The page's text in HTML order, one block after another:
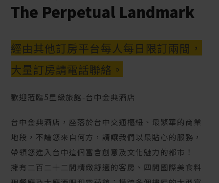
The Perpetual Landmark
經由其他訂房平台每人每日限訂兩間，
大量訂房請電話聯絡。
歡迎蒞臨5星級旅館-台中金典酒店
台中金典酒店，座落於台中交通樞紐、最繁華的商業
地段，不論您來自何方，請讓我們以最貼心的服務，
帶領您進入台中這個富含創意及文化魅力的都市！
擁有二百二十二間精緻舒適的客房、四間國際美食料